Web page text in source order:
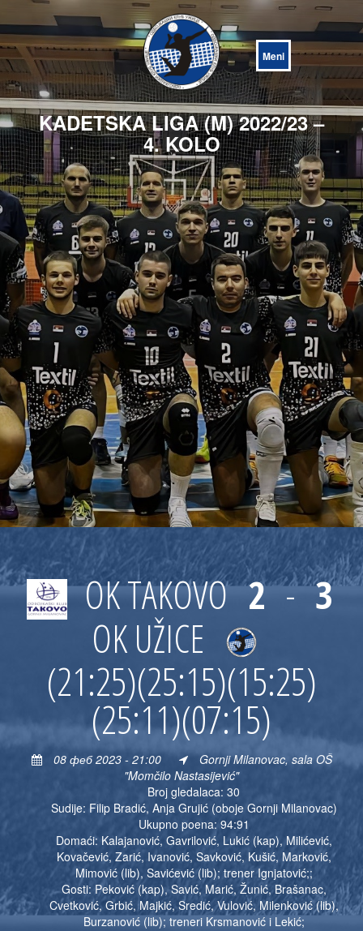
Open
Menu
KADETSKA LIGA (M) 2022/23 –
4. KOLO
OK TAKOVO 2 - 3
OK UŽICE
(21:25)(25:15)(15:25)
(25:11)(07:15)
08 феб 2023 - 21:00
Gornji Milanovac, sala OŠ
"Momčilo Nastasijević"
Broj gledalaca: 30
Sudije: Filip Bradić, Anja Grujić (oboje Gornji Milanovac)
Ukupno poena: 94:91
Domaći: Kalajanović, Gavrilović, Lukić (kap), Milićević,
Kovačević, Zarić, Ivanović, Savković, Kušić, Marković,
Mimović (lib), Savićević (lib); trener Ignjatović;;
Gosti: Peković (kap), Savić, Marić, Žunić, Brašanac,
Cvetković, Grbić, Majkić, Sredić, Vulović, Milenković (lib),
Burzanović (lib); treneri Krsmanović i Lekić;